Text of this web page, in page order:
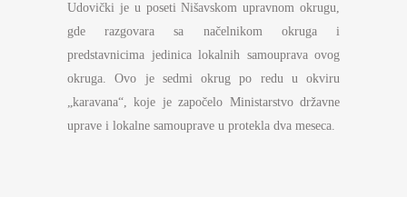
Udovički je u poseti Nišavskom upravnom okrugu,
gde razgovara sa načelnikom okruga i
predstavnicima jedinica lokalnih samouprava ovog
okruga. Ovo je sedmi okrug po redu u okviru
„karavana“, koje je započelo Ministarstvo državne
uprave i lokalne samouprave u protekla dva meseca.